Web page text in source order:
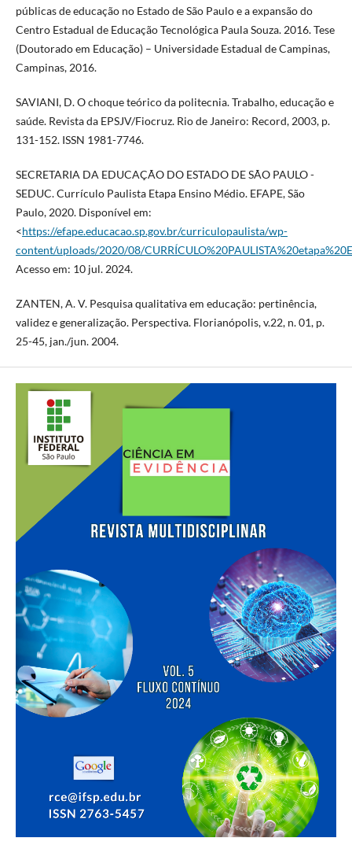
públicas de educação no Estado de São Paulo e a expansão do
Centro Estadual de Educação Tecnológica Paula Souza. 2016. Tese
(Doutorado em Educação) – Universidade Estadual de Campinas,
Campinas, 2016.
SAVIANI, D. O choque teórico da politecnia. Trabalho, educação e
saúde. Revista da EPSJV/Fiocruz. Rio de Janeiro: Record, 2003, p.
131-152. ISSN 1981-7746.
SECRETARIA DA EDUCAÇÃO DO ESTADO DE SÃO PAULO -
SEDUC. Currículo Paulista Etapa Ensino Médio. EFAPE, São
Paulo, 2020. Disponível em:
<https://efape.educacao.sp.gov.br/curriculopaulista/wp-
content/uploads/2020/08/
Acesso em: 10 jul. 2024.
ZANTEN, A. V. Pesquisa qualitativa em educação: pertinência,
validez e generalização. Perspectiva. Florianópolis, v.22, n. 01, p.
25-45, jan./jun. 2004.